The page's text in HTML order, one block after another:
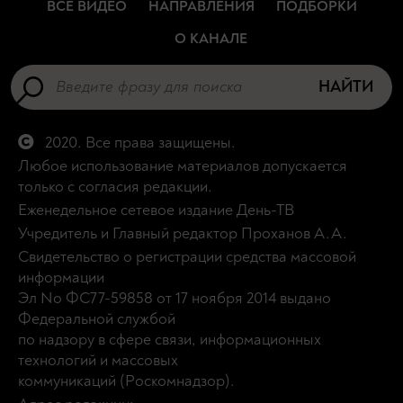
ВСЕ ВИДЕО НАПРАВЛЕНИЯ
ПОДБОРКИ
О КАНАЛЕ
НАЙТИ
2020. Все права защищены.
Любое использование материалов допускается
только с согласия редакции.
Еженедельное сетевое издание День-ТВ
Учредитель и Главный редактор Проханов А.А.
Свидетельство о регистрации средства массовой
информации
Эл No ФС77-59858 от 17 ноября 2014 выдано
Федеральной службой
по надзору в сфере связи, информационных
технологий и массовых
коммуникаций (Роскомнадзор).